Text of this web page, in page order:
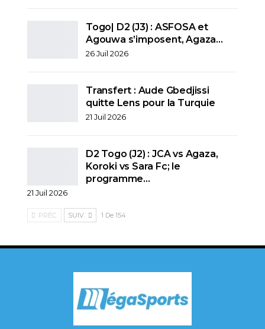
Togo| D2 (J3) : ASFOSA et
Agouwa s’imposent, Agaza…
26 Juil 2026
Transfert : Aude Gbedjissi
quitte Lens pour la Turquie
21 Juil 2026
D2 Togo (J2) : JCA vs Agaza,
Koroki vs Sara Fc; le
programme…
21 Juil 2026
PRÉC. SUIV. 1 De 154